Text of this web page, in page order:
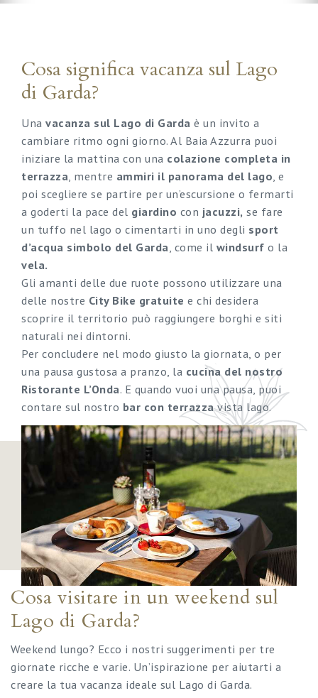
Cosa significa vacanza sul Lago
di Garda?
Una vacanza sul Lago di Garda è un invito a
cambiare ritmo ogni giorno. Al Baia Azzurra puoi
iniziare la mattina con una colazione completa in
terrazza , mentre ammiri il panorama del lago , e
poi scegliere se partire per un’escursione o fermarti
a goderti la pace del giardino con jacuzzi, se fare
un tuffo nel lago o cimentarti in uno degli sport
d’acqua simbolo del Garda , come il windsurf o la
vela.
Gli amanti delle due ruote possono utilizzare una
delle nostre City Bike gratuite e chi desidera
scoprire il territorio può raggiungere borghi e siti
naturali nei dintorni.
Per concludere nel modo giusto la giornata, o per
una pausa gustosa a pranzo, la cucina del nostro
Ristorante L’Onda. E quando vuoi una pausa, puoi
contare sul nostro bar con terrazzavista lago.
Cosa visitare in un weekend sul
Lago di Garda?
Weekend lungo? Ecco i nostri suggerimenti per tre
giornate ricche e varie. Un’ispirazione per aiutarti a
creare la tua vacanza ideale sul Lago di Garda.